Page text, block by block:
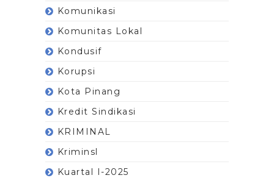
Komunikasi
Komunitas Lokal
Kondusif
Korupsi
Kota Pinang
Kredit Sindikasi
KRIMINAL
Kriminsl
Kuartal I-2025